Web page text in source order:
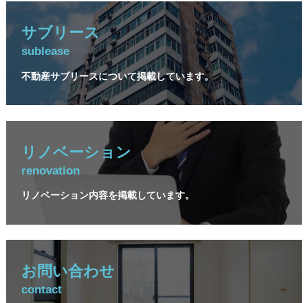
サブリース
sublease
不動産サブリースについて掲載しています。
リノベーション
renovation
リノベーション内容を掲載しています。
お問い合わせ
contact